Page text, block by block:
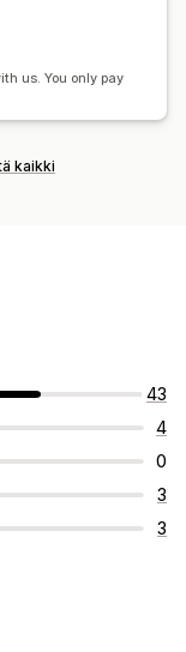
us. You only pay
kaikki
43
4
0
3
3